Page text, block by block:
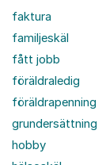
faktura
familjeskäl
fått jobb
föräldraledig
föräldrapenning
grundersättning
hobby